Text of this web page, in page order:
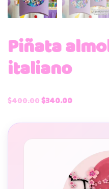
Piñata
italiano
$400.00$340.00